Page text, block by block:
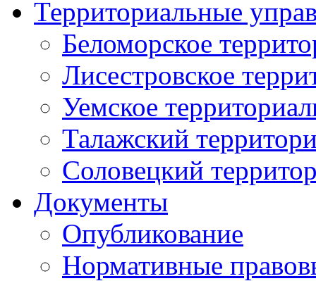
Территориальные
Беломорское
Лисестровское
Уемское
Талажский
Соловецкий
Документы
Опубликование
Нормативные